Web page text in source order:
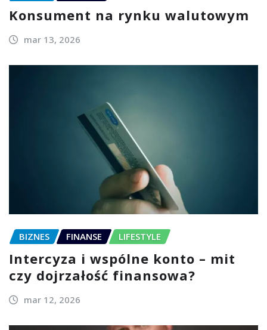
Konsument na rynku walutowym
mar 13, 2026
BIZNES FINANSE LIFESTYLE
Intercyza i wspólne konto – mit
czy dojrzałość finansowa?
mar 12, 2026